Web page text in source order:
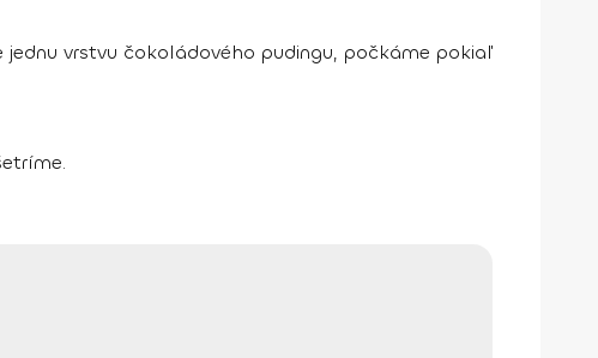
vrstvu čokoládového pudingu, počkáme pokiaľ